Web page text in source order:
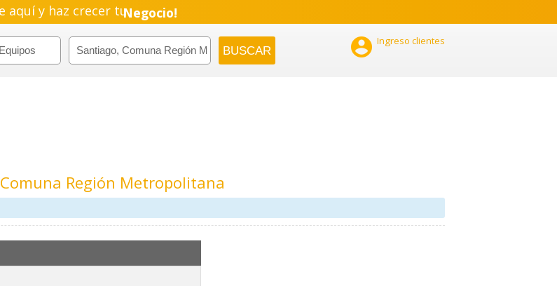
aquí y haz crecer tuPyme!
Emprendimiento!
 Ingreso clientes
Región Metropolitana